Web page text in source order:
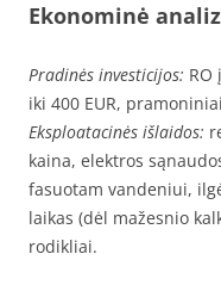
Ekonominė
Pradinės investicijos:
iki 400 EUR,
Eksploatacinės išlaidos:
kaina, elektros
fasuotam vandeniui,
laikas (dėl mažesnio
rodikliai.